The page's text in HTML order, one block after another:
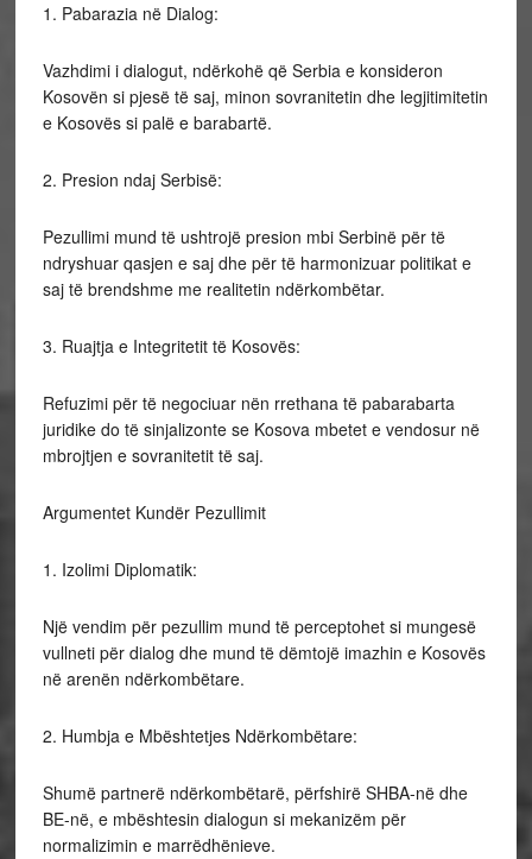
1. Pabarazia në Dialog:
Vazhdimi i dialogut, ndërkohë që Serbia e konsideron
Kosovën si pjesë të saj, minon sovranitetin dhe legjitimitetin
e Kosovës si palë e barabartë.
2. Presion ndaj Serbisë:
Pezullimi mund të ushtrojë presion mbi Serbinë për të
ndryshuar qasjen e saj dhe për të harmonizuar politikat e
saj të brendshme me realitetin ndërkombëtar.
3. Ruajtja e Integritetit të Kosovës:
Refuzimi për të negociuar nën rrethana të pabarabarta
juridike do të sinjalizonte se Kosova mbetet e vendosur në
mbrojtjen e sovranitetit të saj.
Argumentet Kundër Pezullimit
1. Izolimi Diplomatik:
Një vendim për pezullim mund të perceptohet si mungesë
vullneti për dialog dhe mund të dëmtojë imazhin e Kosovës
në arenën ndërkombëtare.
2. Humbja e Mbështetjes Ndërkombëtare:
Shumë partnerë ndërkombëtarë, përfshirë SHBA-në dhe
BE-në, e mbështesin dialogun si mekanizëm për
normalizimin e marrëdhënieve.